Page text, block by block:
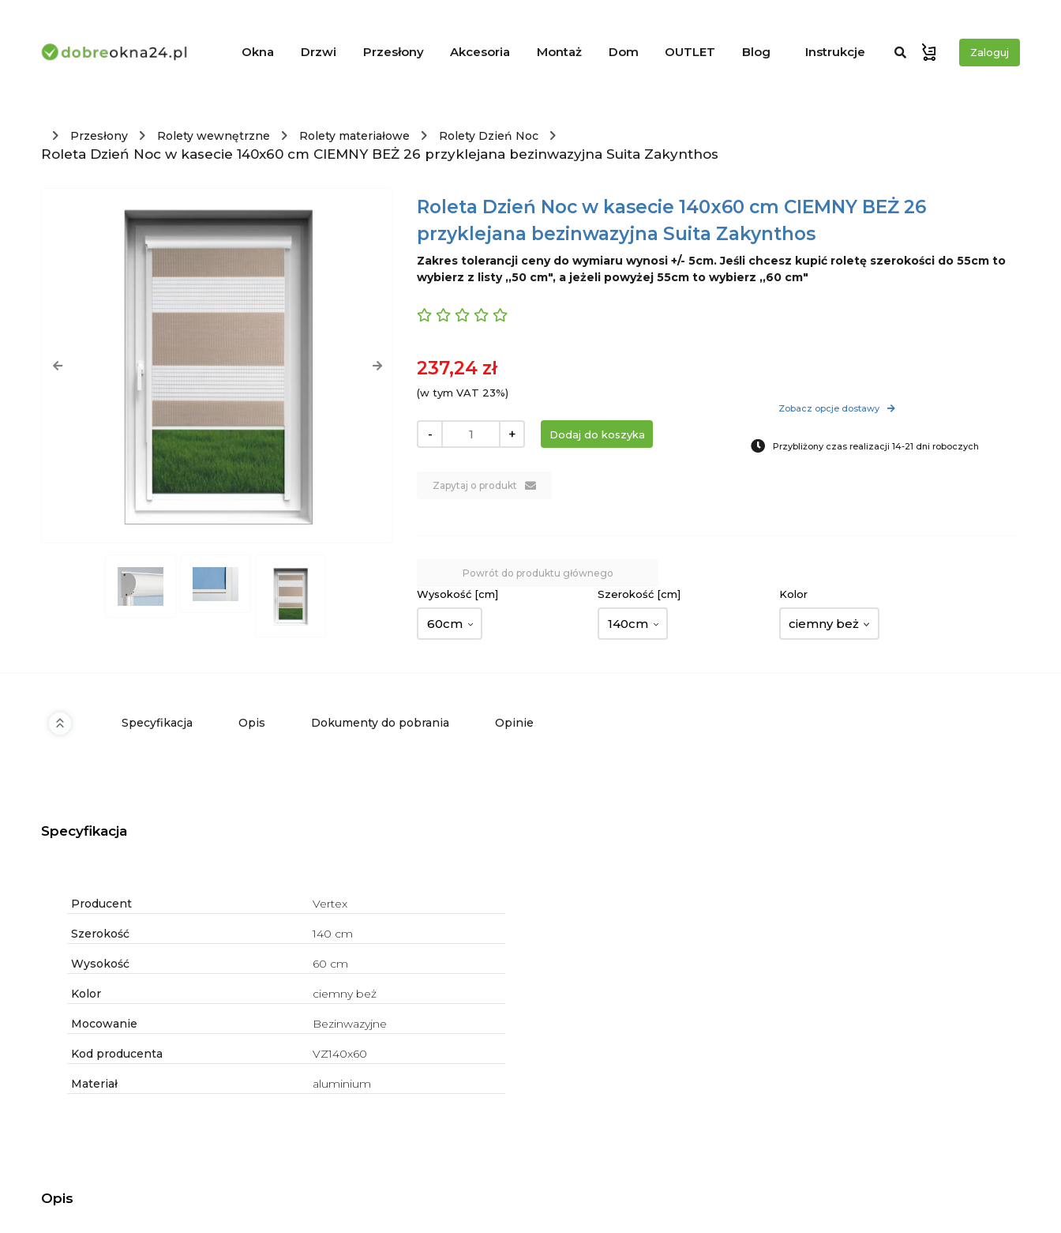
Okna Drzwi Przesłony Akcesoria Montaż Dom OUTLET Blog Instrukcje Zaloguj
Przesłony Rolety wewnętrzne Rolety materiałowe Rolety Dzień Noc
Roleta Dzień Noc w kasecie 140x60 cm CIEMNY BEŻ 26 przyklejana bezinwazyjna Suita Zakynthos
Roleta Dzień Noc w kasecie 140x60 cm CIEMNY BEŻ 26
przyklejana bezinwazyjna Suita Zakynthos
Zakres tolerancji ceny do wymiaru wynosi +/- 5cm. Jeśli chcesz kupić roletę szerokości do 55cm to
wybierz z listy ,,50 cm", a jeżeli powyżej 55cm to wybierz ,,60 cm"
237,24 zł
(w tym VAT 23%)
- +
Zapytaj o produkt
Zobacz opcje dostawy
Przybliżony czas realizacji 14-21 dni roboczych
Powrót do produktu głównego
Wysokość [cm]
60cm
Szerokość [cm]
140cm
Kolor
ciemny beż
Specyfikacja Opis Dokumenty do pobrania Opinie
Specyfikacja
Producent Vertex
Szerokość 140 cm
Wysokość 60 cm
Kolor ciemny beż
Mocowanie Bezinwazyjne
Kod producenta VZ140x60
Materiał aluminium
Opis